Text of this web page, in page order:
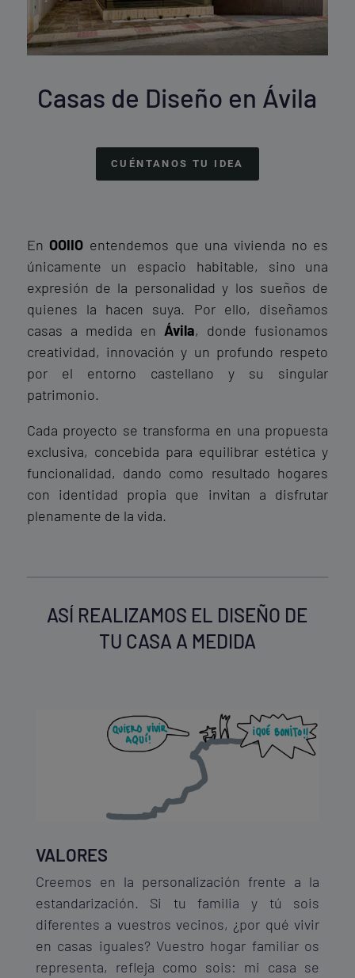
Casas de Diseño en Ávila
CUÉNTANOS TU IDEA
En OOIIO entendemos que una vivienda no es
únicamente un espacio habitable, sino una
expresión de la personalidad y los sueños de
quienes la hacen suya. Por ello, diseñamos
casas a medida en Ávila, donde fusionamos
creatividad, innovación y un profundo respeto
por el entorno castellano y su singular
patrimonio.
Cada proyecto se transforma en una propuesta
exclusiva, concebida para equilibrar estética y
funcionalidad, dando como resultado hogares
con identidad propia que invitan a disfrutar
plenamente de la vida.
ASÍ REALIZAMOS EL DISEÑO DE
TU CASA A MEDIDA
VALORES
Creemos en la personalización frente a la
estandarización. Si tu familia y tú sois
diferentes a vuestros vecinos, ¿por qué vivir
en casas iguales? Vuestro hogar familiar os
representa, refleja como sois: mi casa se